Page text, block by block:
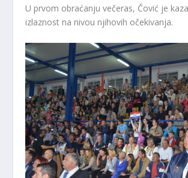
U prvom obraćanju večeras, Čović je
izlaznost na nivou njihovih očekivanja.